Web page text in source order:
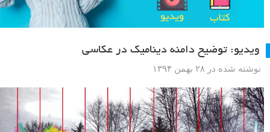
ویدیو: توضیح دامنه دینامیک در عکاسی
نوشته شده در ۲۸ بهمن ۱۳۹۴